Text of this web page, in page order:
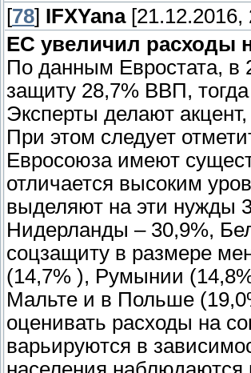
[78] IFXYana[21.12.2016,
ЕС увеличил расходы
По данным Евростата, в
защиту 28,7% ВВП, тогда
Эксперты делают
При этом следует
Евросоюза имеют
отличается высоким
выделяют на эти нужды
Нидерланды – 30,9%,
соцзащиту в размере
(14,7% ), Румынии
Мальте и в Польше
оценивать расходы на
варьируются в